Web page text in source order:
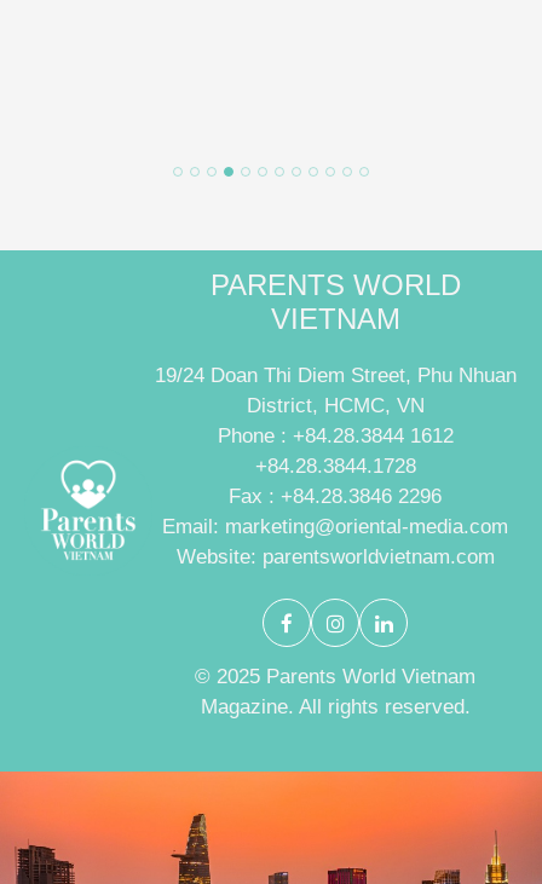
PARENTS WORLD
VIETNAM
19/24 Doan Thi Diem Street, Phu Nhuan
District, HCMC, VN
Phone : +84.28.3844 1612
+84.28.3844.1728
Fax : +84.28.3846 2296
Email: marketing@oriental-media.com
Website: parentsworldvietnam.com
© 2025 Parents World Vietnam
Magazine. All rights reserved.